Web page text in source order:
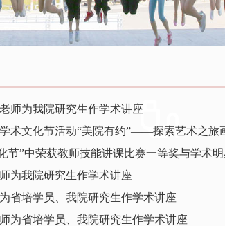
师为我院研究生作学术讲座
术文化节活动“美院有约”——探索艺术之旅
节”中荣获教师技能讲课比赛一等奖与学术
为我院研究生作学术讲座
省培学员、我院研究生作学术讲座
为省培学员、我院研究生作学术讲座